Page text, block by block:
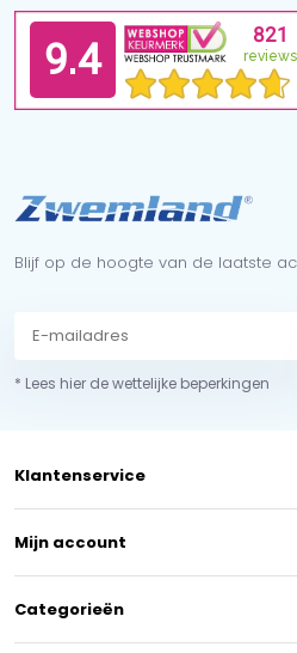
Blijf op de hoogte van de laatste
* Lees hier de wettelijke beperkingen
Klantenservice
Mijn account
Categorieën